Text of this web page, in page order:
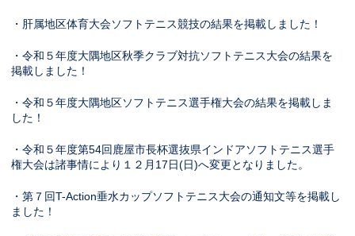
・肝属地区体育大会ソフトテニス競技の結果を掲載しました！
・令和５年度大隅地区秋季クラブ対抗ソフトテニス大会の結果を
掲載しました！
・令和５年度大隅地区ソフトテニス選手権大会の結果を掲載しま
した！
・令和５年度第54回鹿屋市長杯選抜県インドアソフトテニス選手
権大会は諸事情により１２月17日(日)へ変更となりました。
・第７回T-Action垂水カップソフトテニス大会の通知文等を掲載し
ました！